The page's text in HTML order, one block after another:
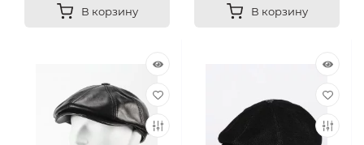
В корзину В корзину